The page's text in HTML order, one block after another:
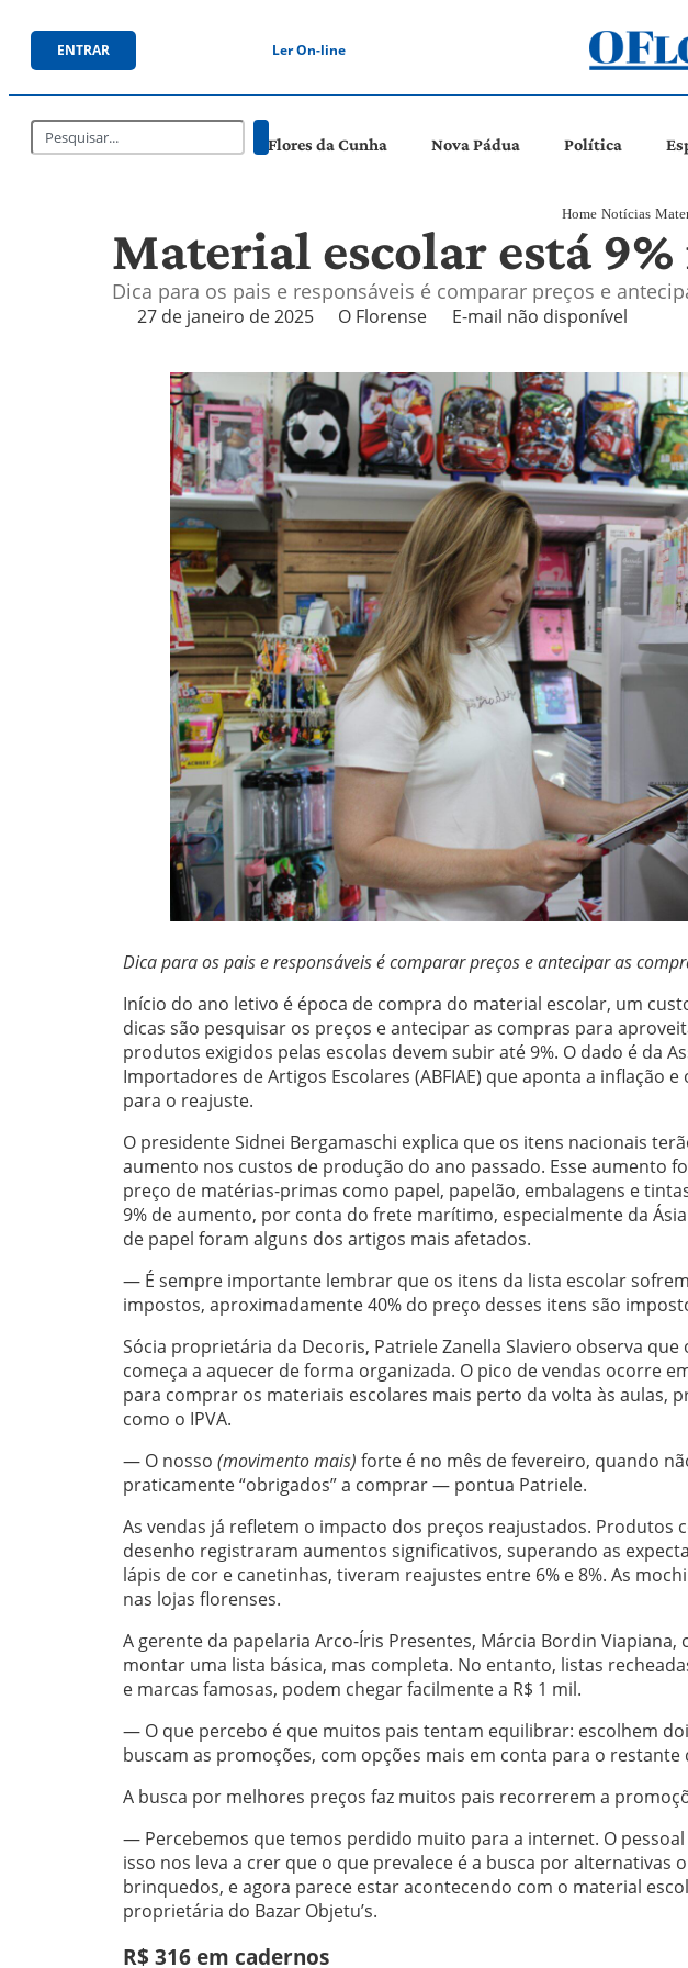
ENTRAR Ler On-line
Flores da Cunha Nova Pádua Política
Home Notícias
Material escolar está
Dica para os pais e responsáveis é comparar preços e
27 de janeiro de 2025 O Florense E-mail não disponível
Dica para os pais e responsáveis é comparar preços e antecipar as
Início do ano letivo é época de compra do material escolar, um
dicas são pesquisar os preços e antecipar as compras para
produtos exigidos pelas escolas devem subir até 9%. O dado é da
Importadores de Artigos Escolares (ABFIAE) que aponta a inflação
para o reajuste.
O presidente Sidnei Bergamaschi explica que os itens nacionais
aumento nos custos de produção do ano passado. Esse aumento
preço de matérias-primas como papel, papelão, embalagens e
9% de aumento, por conta do frete marítimo, especialmente da
de papel foram alguns dos artigos mais afetados.
— É sempre importante lembrar que os itens da lista escolar
impostos, aproximadamente 40% do preço desses itens são
Sócia proprietária da Decoris, Patriele Zanella Slaviero observa
começa a aquecer de forma organizada. O pico de vendas ocorre
para comprar os materiais escolares mais perto da volta às aulas,
como o IPVA.
— O nosso (movimento mais) forte é no mês de fevereiro, quando
praticamente “obrigados” a comprar — pontua Patriele.
As vendas já refletem o impacto dos preços reajustados. Produtos
desenho registraram aumentos significativos, superando as
lápis de cor e canetinhas, tiveram reajustes entre 6% e 8%. As
nas lojas florenses.
A gerente da papelaria Arco-Íris Presentes, Márcia Bordin Viapiana,
montar uma lista básica, mas completa. No entanto, listas
e marcas famosas, podem chegar facilmente a R$ 1 mil.
— O que percebo é que muitos pais tentam equilibrar: escolhem
buscam as promoções, com opções mais em conta para o
A busca por melhores preços faz muitos pais recorrerem a
— Percebemos que temos perdido muito para a internet. O
isso nos leva a crer que o que prevalece é a busca por alternativas
brinquedos, e agora parece estar acontecendo com o material
proprietária do Bazar Objetu’s.
R$ 316 em cadernos